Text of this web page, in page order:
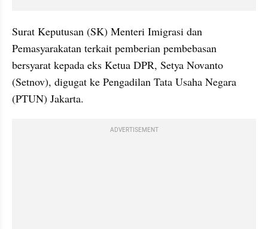
Surat Keputusan (SK) Menteri Imigrasi dan
Pemasyarakatan terkait pemberian pembebasan
bersyarat kepada eks Ketua DPR, Setya Novanto
(Setnov), digugat ke Pengadilan Tata Usaha Negara
(PTUN) Jakarta.
ADVERTISEMENT